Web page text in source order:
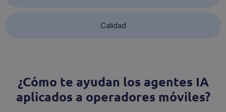
Calidad
¿Cómo te ayudan los agentes IA
aplicados a operadores móviles?